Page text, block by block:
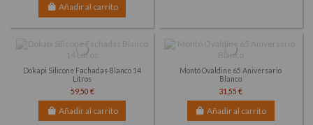
Añadir al carrito
Dokapi Silicone Fachadas Blanco 14
Litros
59,50 €
Añadir al carrito
Montó Ovaldine 65 Aniversario
Blanco
31,55 €
Añadir al carrito